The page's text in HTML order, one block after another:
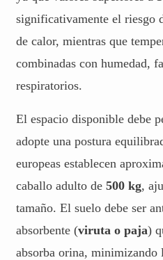
significativamente el riesgo
de calor, mientras que
combinadas con humedad,
respiratorios.
El espacio disponible debe
adopte una postura
europeas establecen
caballo adulto de 500 kg,
tamaño. El suelo debe ser
absorbente (viruta o paja)
absorba orina, minimizando